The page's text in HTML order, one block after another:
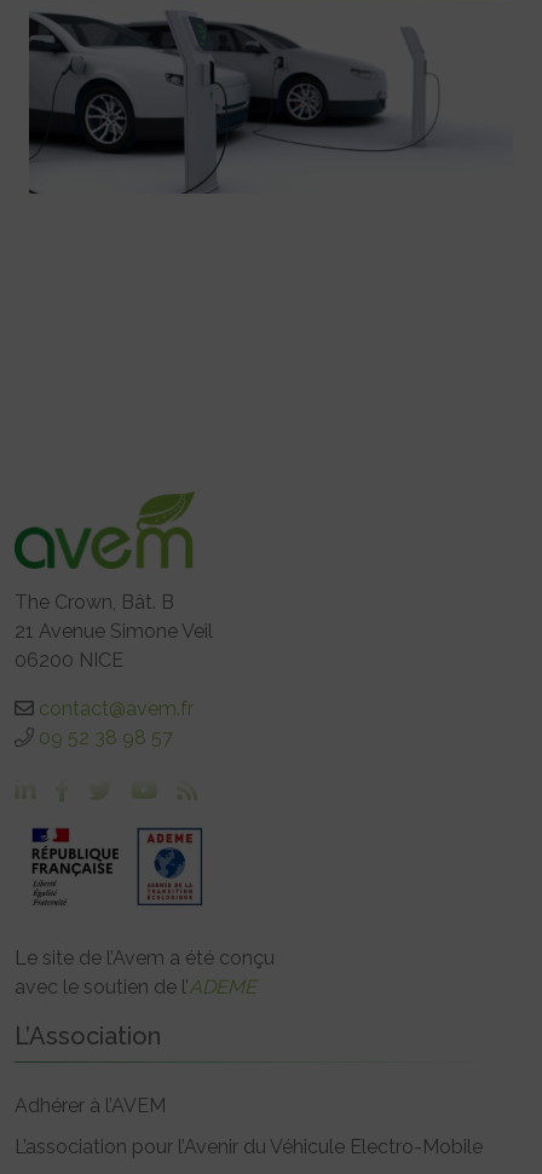
The Crown, Bât. B
21 Avenue Simone Veil
06200 NICE
contact@avem.fr
09 52 38 98 57
Le site de l’Avem a été conçu
avec le soutien de l’ADEME
L’Association
Adhérer à l’AVEM
L’association pour l’Avenir du Véhicule Electro-Mobile